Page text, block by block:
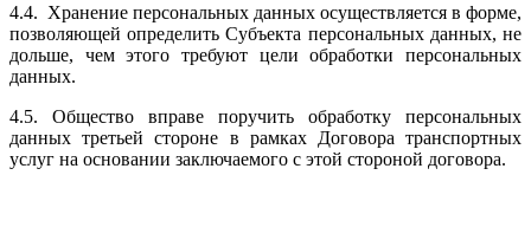
4.4. Хранение персональных данных осуществляется в форме,
позволяющей определить Субъекта персональных данных, не
дольше, чем этого требуют цели обработки персональных
данных.
4.5. Общество вправе поручить обработку персональных
данных третьей стороне в рамках Договора транспортных
услуг на основании заключаемого с этой стороной договора.